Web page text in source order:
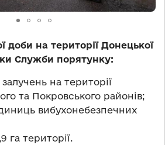
доби на території Донецької
Служби порятунку:
на території
та Покровського районів;
вибухонебезпечних
га території.